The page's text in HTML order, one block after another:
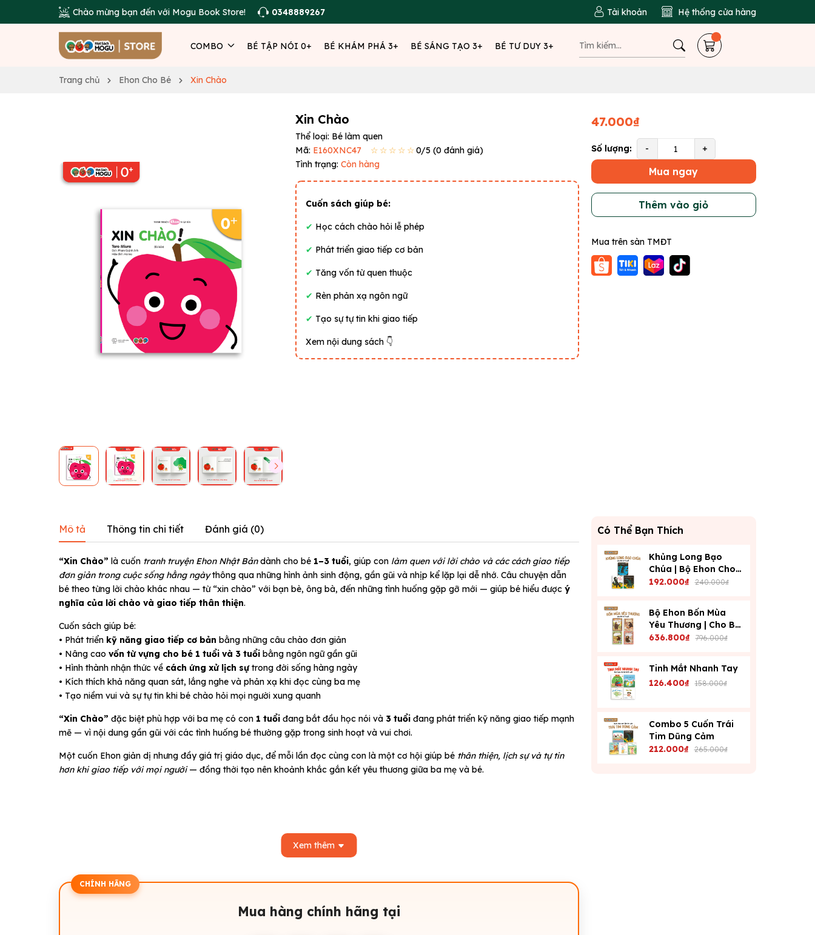
Chào mừng bạn đến với Mogu Book Store! 0348889267 Tài khoản Hệ thống cửa hàng
COMBO BÉ TẬP NÓI 0+ BÉ KHÁM PHÁ 3+ BÉ SÁNG TẠO 3+ BÉ TƯ DUY 3+
Trang chủ Ehon Cho Bé Xin Chào
Xin Chào
Thể loại: Bé làm quen
Mã: E160XNC47 ☆☆☆☆☆0/5 (0 đánh giá)
Tình trạng: Còn hàng
Cuốn sách giúp bé:
✔ Học cách chào hỏi lễ phép
✔ Phát triển giao tiếp cơ bản
✔ Tăng vốn từ quen thuộc
✔ Rèn phản xạ ngôn ngữ
✔ Tạo sự tự tin khi giao tiếp
Xem nội dung sách 👇
47.000₫
Số lượng: - +
Mua ngay
Thêm vào giỏ
Mua trên sàn TMĐT
Có Thể Bạn Thích
Khủng Long Bạo
Chúa | Bộ Ehon Cho
Bé Từ 3 Tuổi | Dạy
192.000₫ 240.000₫
Bộ Ehon Bốn Mùa
Yêu Thương | Cho Bé
Từ 3 Tuổi | Phát Triển
636.800₫ 796.000₫
Tinh Mắt Nhanh Tay
126.400₫ 158.000₫
Combo 5 Cuốn Trái
Tim Dũng Cảm
212.000₫ 265.000₫
Mô tả Thông tin chi tiết Đánh giá (0)
“Xin Chào” là cuốn tranh truyện Ehon Nhật Bảndành cho bé 1–3 tuổi, giúp con làm quen với lời chào và các cách giao tiếp
đơn giản trong cuộc sống hằng ngàythông qua những hình ảnh sinh động, gần gũi và nhịp kể lặp lại dễ nhớ. Câu chuyện dẫn
bé theo từng lời chào khác nhau — từ “xin chào” với bạn bè, ông bà, đến những tình huống gặp gỡ mới — giúp bé hiểu được ý
nghĩa của lời chào và giao tiếp thân thiện.
Cuốn sách giúp bé:
• Phát triển kỹ năng giao tiếp cơ bản bằng những câu chào đơn giản
• Nâng cao vốn từ vựng cho bé 1 tuổi và 3 tuổi bằng ngôn ngữ gần gũi
• Hình thành nhận thức về cách ứng xử lịch sựtrong đời sống hàng ngày
• Kích thích khả năng quan sát, lắng nghe và phản xạ khi đọc cùng ba mẹ
• Tạo niềm vui và sự tự tin khi bé chào hỏi mọi người xung quanh
“Xin Chào” đặc biệt phù hợp với ba mẹ có con 1 tuổi đang bắt đầu học nói và 3 tuổi đang phát triển kỹ năng giao tiếp mạnh
mẽ — vì nội dung gần gũi với các tình huống bé thường gặp trong sinh hoạt và vui chơi.
Một cuốn Ehon giản dị nhưng đầy giá trị giáo dục, để mỗi lần đọc cùng con là một cơ hội giúp bé thân thiện, lịch sự và tự tin
hơn khi giao tiếp với mọi người— đồng thời tạo nên khoảnh khắc gắn kết yêu thương giữa ba mẹ và bé.
Xem thêm
CHÍNH HÃNG
Mua hàng chính hãng tại